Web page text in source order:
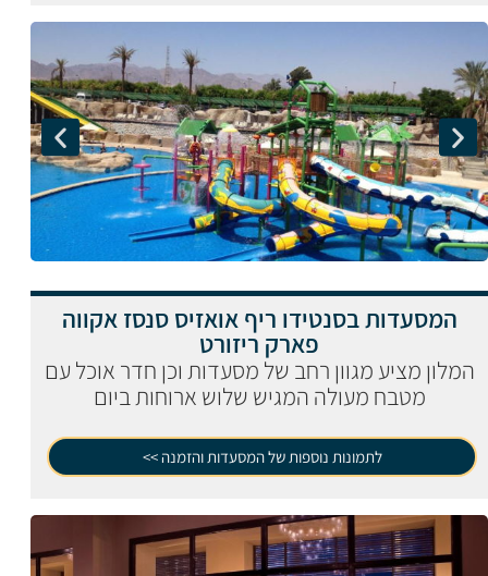
המסעדות בסנטידו ריף אואזיס סנסז אקווה
פארק ריזורט
המלון מציע מגוון רחב של מסעדות וכן חדר אוכל עם
מטבח מעולה המגיש שלוש ארוחות ביום
לתמונות נוספות של המסעדות והזמנה >>